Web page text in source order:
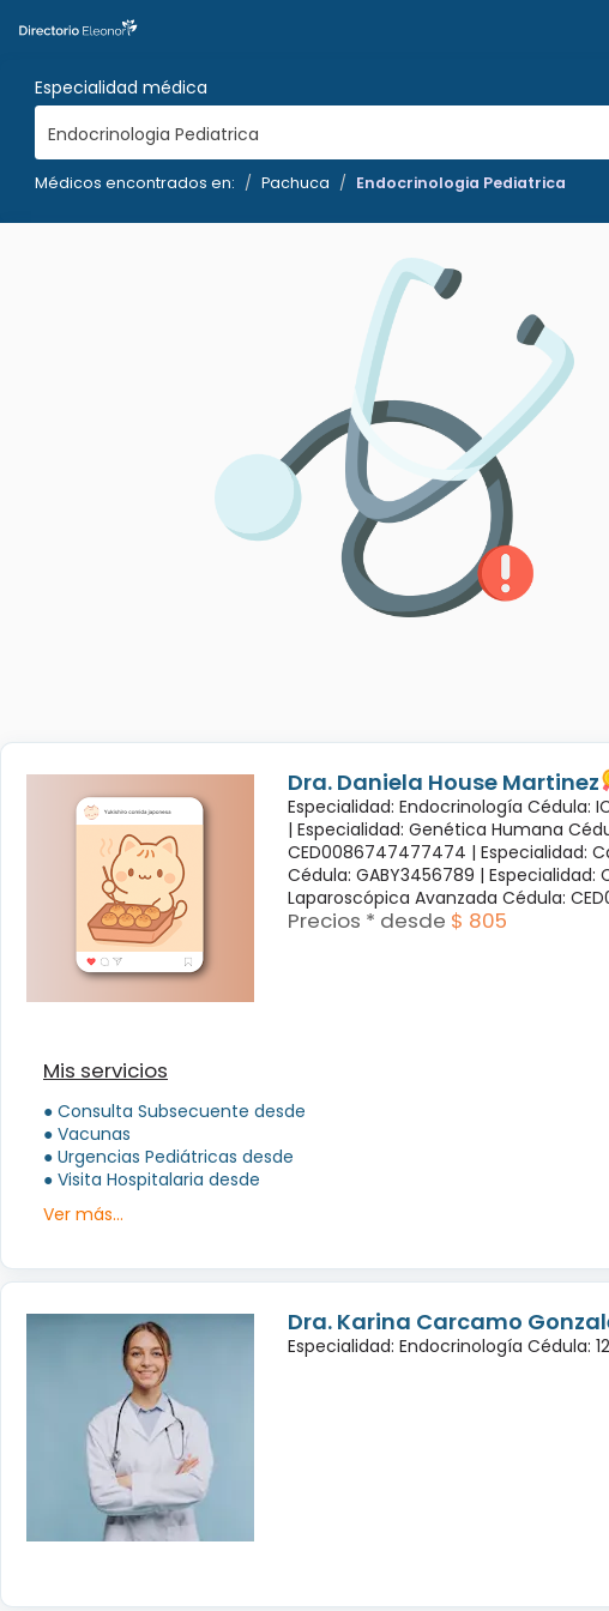
Especialidad médica
Endocrinologia Pediatrica
Médicos encontrados en: Pachuca Endocrinologia Pediatrica
Dra. Daniela House Martinez
Especialidad: Endocrinología Cédula:
| Especialidad: Genética Humana
CED0086747477474 | Especialidad:
Cédula: GABY3456789 | Especialidad:
Laparoscópica Avanzada Cédula:
Precios * desde $ 805
Mis servicios
● Consulta Subsecuente desde
● Vacunas
● Urgencias Pediátricas desde
● Visita Hospitalaria desde
Ver más...
Dra. Karina Carcamo
Especialidad: Endocrinología Cédula: